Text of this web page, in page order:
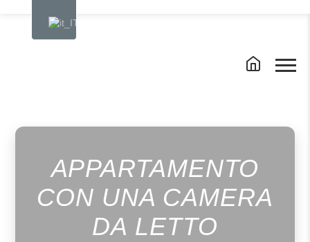
APPARTAMENTO
CON UNA CAMERA
DA LETTO